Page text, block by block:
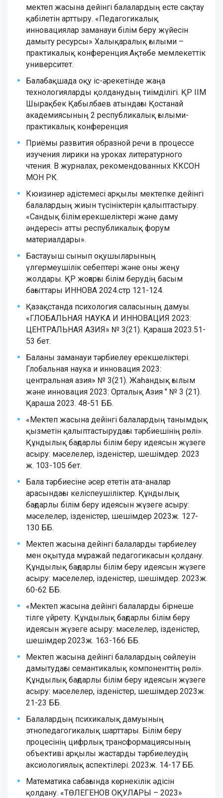
мектеп жасына дейінгі балалардың есте сақтау
қабілетін арттыру. «Педагогикалық
инновациялар заманауи білім беру жүйесін
дамыту ресурсы» Халықаралық ғылыми –
практикалық конференция.Ақтөбе мемлекеттік
университет.
Балабақшада оқу іс-әрекетінде жаңа
технологияларды қолданудың тиімділігі. ҚР ІІМ
Шырақбек Қабылбаев атындағы Қостанай
академиясының 2 республикалық ғылыми-
практикалық конференция
Приёмы развития образной речи в процессе
изучения лирики на уроках литературного
чтения. В журналах, рекомендованных ККСОН
МОН РК.
Кюизинер әдістемесі арқылы мектепке дейінгі
балалардың жиын түсініктерін қалыптастыру.
«Сандық білім:ерекшеліктері және даму
әндересі» атты республикалық форум
материалдары».
Бастауыш сынып оқушыларының
үлгермеушілік себептері және оны жеңу
жолдары. ҚР жоғарғы білім берудің басым
бағыттары ИННОВА 2024.стр 121-124.
Қазақстанда психология саласының дамуы.
«ГЛОБАЛЬНАЯ НАУКА И ИННОВАЦИЯ 2023:
ЦЕНТРАЛЬНАЯ АЗИЯ» № 3(21). Қараша 2023.51-
53 бет.
Баланы заманауи тәрбиелеу ерекшеліктері.
Глобальная наука и инновация 2023:
центральная азия» № 3(21). Жаһандық ғылым
және инновация 2023: Орталық Азия " № 3 (21).
Қараша 2023. 48-51 ББ.
«Мектеп жасына дейінгі балалардың танымдық
қызметін қалыптастырудағы тәрбиешінің рөлі».
Құндылық бағдарлы білім беру идеясын жүзеге
асыру: мәселелер, ізденістер, шешімдер. 2023
ж. 103-105 бет.
Бала тәрбиесіне әсер ететін ата-аналар
арасындағы келіспеушіліктер. Құндылық
бағдарлы білім беру идеясын жүзеге асыру:
мәселелер, ізденістер, шешімдер 2023ж. 127-
130 ББ.
Мектеп жасына дейінгі балаларды тәрбиелеу
мен оқытуда мұражай педагогикасын қолдану.
Құндылық бағдарлы білім беру идеясын жүзеге
асыру: мәселелер, ізденістер, шешімдер. 2023ж.
60-62 ББ.
«Мектеп жасына дейінгі балаларды бірнеше
тілге үйрету. Құндылық бағдарлы білім беру
идеясын жүзеге асыру: мәселелер, ізденістер,
шешімдер.2023ж. 163-166 ББ.
Мектеп жасына дейінгі балалардың сөйлеуін
дамытудағы семантикалық компоненттің рөлі».
Құндылық бағдарлы білім беру идеясын жүзеге
асыру: мәселелер, ізденістер, шешімдер.2023ж.
21-23 ББ.
Балалардың психикалық дамуының
этнопедагогикалық шарттары. Білім беру
процесінің цифрлық трансформациясының
объективі арқылы жастарды тәрбиелеудің
аксиологиялық аспектілері. 2023ж. 14-17 ББ.
Математика сабағында көрнекілік әдісін
қолдану. «ТӨЛЕГЕНОВ ОҚУЛАРЫ – 2023»